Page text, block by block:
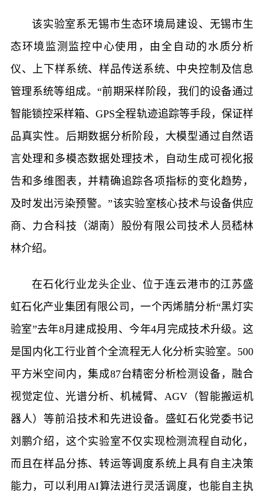
该实验室系无锡市生态环境局建设、无锡市生
态环境监测监控中心使用，由全自动的水质分析
仪、上下样系统、样品传送系统、中央控制及信息
管理系统等组成。“前期采样阶段，我们的设备通过
智能锁控采样箱、GPS全程轨迹追踪等手段，保证样
品真实性。后期数据分析阶段，大模型通过自然语
言处理和多模态数据处理技术，自动生成可视化报
告和多维图表，并精确追踪各项指标的变化趋势，
及时发出污染预警。”该实验室核心技术与设备供应
商、力合科技（湖南）股份有限公司技术人员嵇林
林介绍。
在石化行业龙头企业、位于连云港市的江苏盛
虹石化产业集团有限公司，一个丙烯腈分析“黑灯实
验室”去年8月建成投用、今年4月完成技术升级。这
是国内化工行业首个全流程无人化分析实验室。500
平方米空间内，集成87台精密分析检测设备，融合
视觉定位、光谱分析、机械臂、AGV（智能搬运机
器人）等前沿技术和先进设备。盛虹石化党委书记
刘鹏介绍，这个实验室不仅实现检测流程自动化，
而且在样品分拣、转运等调度系统上具有自主决策
能力，可以利用AI算法进行灵活调度，也能自主执